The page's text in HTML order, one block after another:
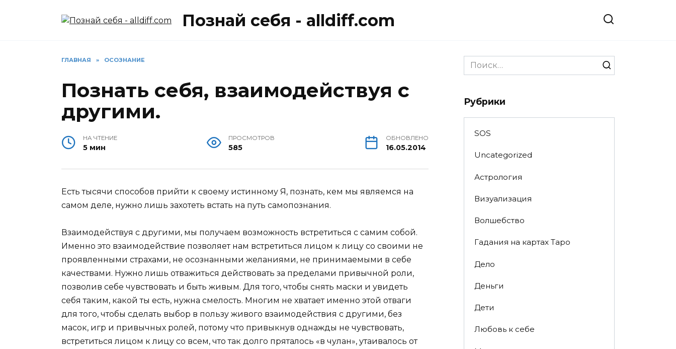
Познай себя - alldiff.com
ГЛАВНАЯ » ОСОЗНАНИЕ
Познать себя, взаимодействуя с
другими.
НА ЧТЕНИЕ
5 мин
ПРОСМОТРОВ
585
ОБНОВЛЕНО
16.05.2014
Есть тысячи способов прийти к своему истинному Я, познать, кем мы являемся на
самом деле, нужно лишь захотеть встать на путь самопознания.
Взаимодействуя с другими, мы получаем возможность встретиться с самим собой.
Именно это взаимодействие позволяет нам встретиться лицом к лицу со своими не
проявленными страхами, не осознанными желаниями, не принимаемыми в себе
качествами. Нужно лишь отважиться действовать за пределами привычной роли,
позволив себе чувствовать и быть живым. Для того, чтобы снять маски и увидеть
себя таким, какой ты есть, нужна смелость. Многим не хватает именно этой отваги
для того, чтобы сделать выбор в пользу живого взаимодействия с другими, без
масок, игр и привычных ролей, потому что привыкнув однажды не чувствовать,
встретиться лицом к лицу со всем, что так долго пряталось «в чулан», утаивалось от
Search
for:
Рубрики
SOS
Uncategorized
Астрология
Визуализация
Волшебство
Гадания на картах Таро
Дело
Деньги
Дети
Любовь к себе